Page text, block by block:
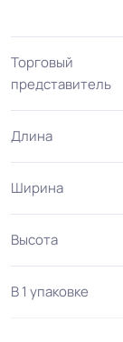
Торговый
представитель
Длина
Ширина
Высота
В 1 упаковке